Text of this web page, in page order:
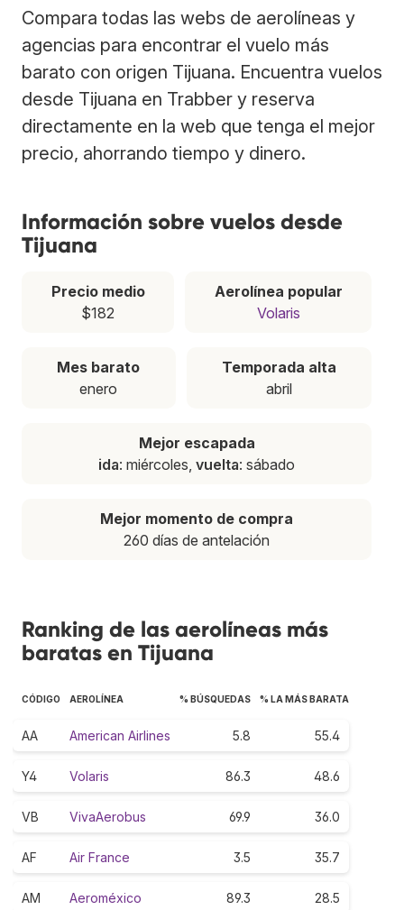
Compara todas las webs de aerolíneas y
agencias para encontrar el vuelo más
barato con origen Tijuana. Encuentra vuelos
desde Tijuana en Trabber y reserva
directamente en la web que tenga el mejor
precio, ahorrando tiempo y dinero.
Información sobre vuelos desde
Tijuana
Precio medio
$182
Aerolínea popular
Volaris
Mes barato
enero
Temporada alta
abril
Mejor escapada
ida: miércoles, vuelta: sábado
Mejor momento de compra
260 días de antelación
Ranking de las aerolíneas más
baratas en Tijuana
CÓDIGO AEROLÍNEA % BÚSQUEDAS % LA MÁS BARATA
AA American Airlines 5.8 55.4
Y4 Volaris 86.3 48.6
VB VivaAerobus 69.9 36.0
AF Air France 3.5 35.7
AM Aeroméxico 89.3 28.5